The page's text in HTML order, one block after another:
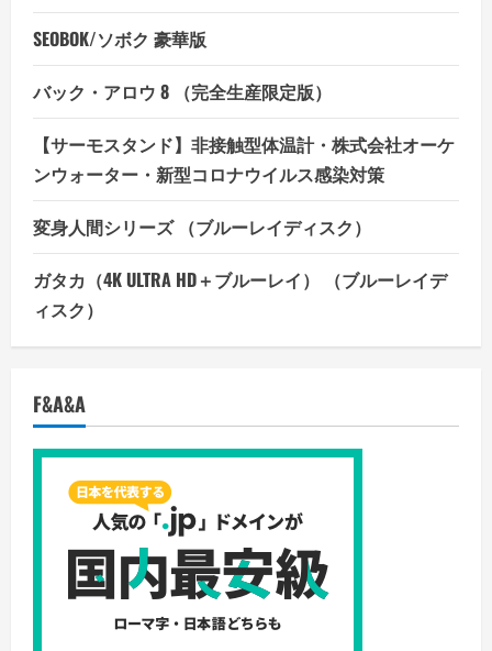
SEOBOK/ソボク 豪華版
バック・アロウ 8 （完全生産限定版）
【サーモスタンド】非接触型体温計・株式会社オーケ
ンウォーター・新型コロナウイルス感染対策
変身人間シリーズ （ブルーレイディスク）
ガタカ（4K ULTRA HD＋ブルーレイ） （ブルーレイデ
ィスク）
F&A&A